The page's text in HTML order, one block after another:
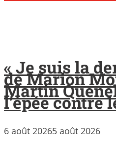
« Je suis la
de Marion
Martin
l’épée contre
6 août 20265 août 2026